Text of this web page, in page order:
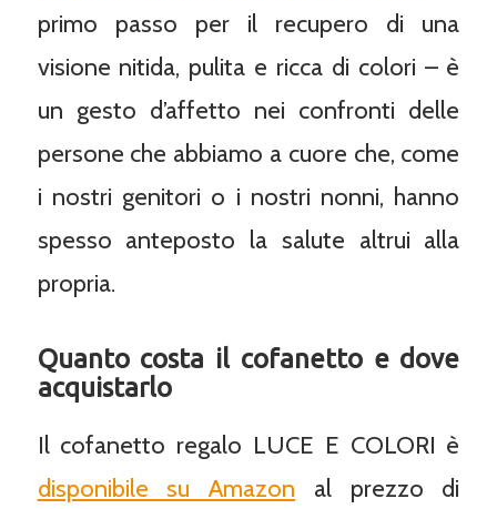
primo passo per il recupero di una
visione nitida, pulita e ricca di colori – è
un gesto d’affetto nei confronti delle
persone che abbiamo a cuore che, come
i nostri genitori o i nostri nonni, hanno
spesso anteposto la salute altrui alla
propria.
Quanto costa il cofanetto e dove
acquistarlo
Il cofanetto regalo LUCE E COLORI è
disponibile su Amazon al prezzo di